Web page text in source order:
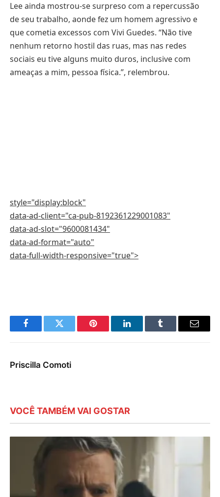
Lee ainda mostrou-se surpreso com a repercussão
de seu trabalho, aonde fez um homem agressivo e
que cometia excessos com Vivi Guedes. “Não tive
nenhum retorno hostil das ruas, mas nas redes
sociais eu tive alguns muito duros, inclusive com
ameaças a mim, pessoa física.”, relembrou.
style="display:block"
data-ad-client="ca-pub-8192361229001083"
data-ad-slot="9600081434"
data-ad-format="auto"
data-full-width-responsive="true">
FacebookTwitter Pinterest LinkedInTumblr
E-
Priscilla Comoti
VOCÊ TAMBÉM VAI GOSTAR